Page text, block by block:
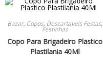
Bazar, Copos, Descartaveis Festas,
Festinhas
Copo Para Brigadeiro Plastico
Plastilania 40Ml